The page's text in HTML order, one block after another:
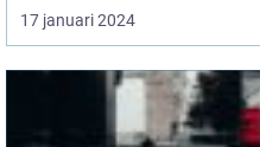
17 januari 2024